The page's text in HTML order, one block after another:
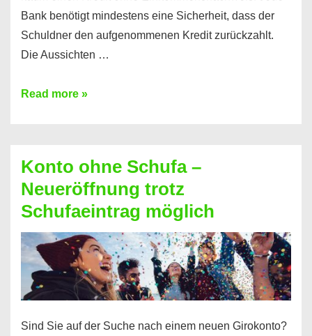
Bank benötigt mindestens eine Sicherheit, dass der
Schuldner den aufgenommenen Kredit zurückzahlt.
Die Aussichten …
Mit
Sie
einen
Kredit
ohne
Einkommensnachweis
Read more »
Konto ohne Schufa –
Neueröffnung trotz
Schufaeintrag möglich
Sind Sie auf der Suche nach einem neuen Girokonto?